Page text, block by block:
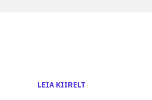
LEIA KIIRELT